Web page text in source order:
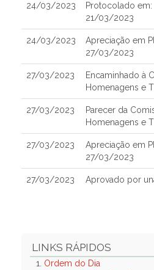
24/03/2023
Protocolado em:
21/03/2023
24/03/2023
Apreciação em
27/03/2023
27/03/2023
Encaminhado à
Homenagens e
27/03/2023
Parecer da
Homenagens e
27/03/2023
Apreciação em
27/03/2023
27/03/2023 Aprovado por
LINKS RÁPIDOS
1. Ordem do Dia